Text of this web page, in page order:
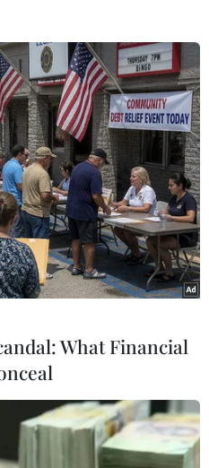
#Sở hữu trí tuệ
What Financial